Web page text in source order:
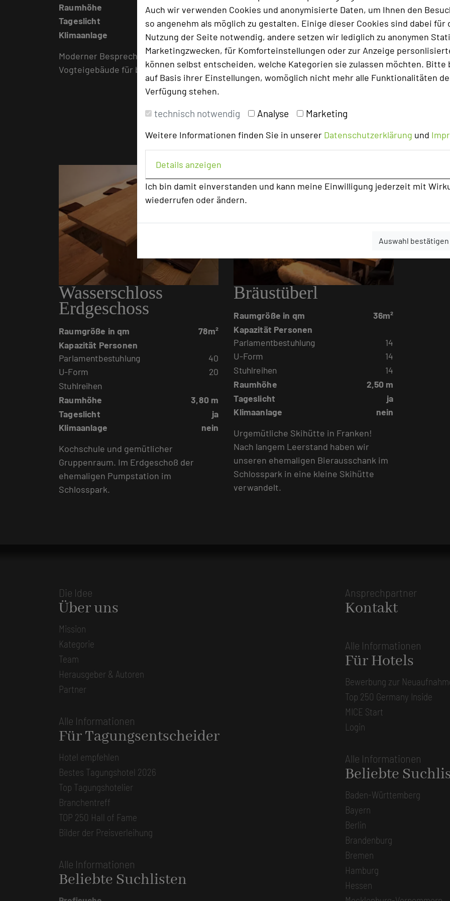
Auch wir verwenden Cookies und anonymisierte Daten, um Ihnen den
so angenehm als möglich zu gestalten. Einige dieser Cookies sind dabei für
Nutzung der Seite notwendig, andere setzen wir lediglich zu anonymen
Marketingzwecken, für Komforteinstellungen oder zur Anzeige
können selbst entscheiden, welche Kategorien sie zulassen möchten. Bitte
auf Basis ihrer Einstellungen, womöglich nicht mehr alle Funktionalitäten
Verfügung stehen.
technisch notwendig Analyse Marketing
Weitere Informationen finden Sie in unserer Datenschutzerklärung und
Details anzeigen
Ich bin damit einverstanden und kann meine Einwilligung jederzeit mit
wiederrufen oder ändern.
Auswahl bestätigen
Raumhöhe
3,20 m
Tageslicht
ja
Klimaanlage
nein
Moderner Besprechungsraum im
Vogteigebäude für bis zu 10 Personen
Stuhlreihen
60
Raumhöhe
3,20 m
Tageslicht
ja
Klimaanlage
nein
Ehemalige Pumpstation im
Schlosspark. Abgeschieden aber
man braucht. Der
Wasserschloss
Erdgeschoss
Raumgröße in qm
78m²
Kapazität Personen
Parlamentbestuhlung
40
U-Form
20
Stuhlreihen
Raumhöhe
3,80 m
Tageslicht
ja
Klimaanlage
nein
Kochschule und gemütlicher
Gruppenraum. Im Erdgeschoß der
ehemaligen Pumpstation im
Schlosspark.
Bräustüberl
Raumgröße in qm
36m²
Kapazität Personen
Parlamentbestuhlung
14
U-Form
14
Stuhlreihen
14
Raumhöhe
2,50 m
Tageslicht
ja
Klimaanlage
nein
Urgemütliche Skihütte in Franken!
Nach langem Leerstand haben wir
unseren ehemaligen Bierausschank im
Schlosspark in eine kleine Skihütte
verwandelt.
Die Idee
Über uns
Mission
Kategorie
Team
Herausgeber & Autoren
Partner
Alle Informationen
Für Tagungsentscheider
Hotel empfehlen
Bestes Tagungshotel 2026
Top Tagungshotelier
Branchentreff
TOP 250 Hall of Fame
Bilder der Preisverleihung
Alle Informationen
Beliebte Suchlisten
Ansprechpartner
Kontakt
Alle Informationen
Für Hotels
Bewerbung zur
Top 250 Germany Inside
MICE Start
Login
Alle Informationen
Beliebte
Baden-Württemberg
Bayern
Berlin
Brandenburg
Bremen
Hamburg
Hessen